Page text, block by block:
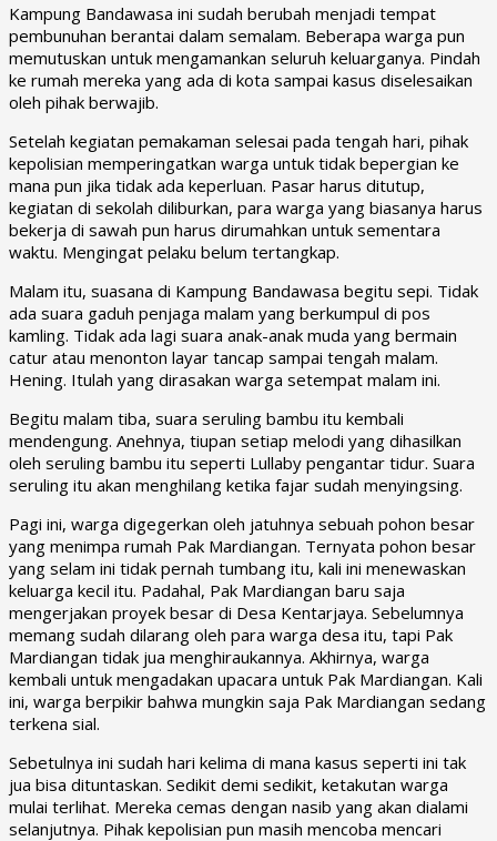
Kampung Bandawasa ini sudah berubah menjadi tempat
pembunuhan berantai dalam semalam. Beberapa warga pun
memutuskan untuk mengamankan seluruh keluarganya. Pindah
ke rumah mereka yang ada di kota sampai kasus diselesaikan
oleh pihak berwajib.
Setelah kegiatan pemakaman selesai pada tengah hari, pihak
kepolisian memperingatkan warga untuk tidak bepergian ke
mana pun jika tidak ada keperluan. Pasar harus ditutup,
kegiatan di sekolah diliburkan, para warga yang biasanya harus
bekerja di sawah pun harus dirumahkan untuk sementara
waktu. Mengingat pelaku belum tertangkap.
Malam itu, suasana di Kampung Bandawasa begitu sepi. Tidak
ada suara gaduh penjaga malam yang berkumpul di pos
kamling. Tidak ada lagi suara anak-anak muda yang bermain
catur atau menonton layar tancap sampai tengah malam.
Hening. Itulah yang dirasakan warga setempat malam ini.
Begitu malam tiba, suara seruling bambu itu kembali
mendengung. Anehnya, tiupan setiap melodi yang dihasilkan
oleh seruling bambu itu seperti Lullaby pengantar tidur. Suara
seruling itu akan menghilang ketika fajar sudah menyingsing.
Pagi ini, warga digegerkan oleh jatuhnya sebuah pohon besar
yang menimpa rumah Pak Mardiangan. Ternyata pohon besar
yang selam ini tidak pernah tumbang itu, kali ini menewaskan
keluarga kecil itu. Padahal, Pak Mardiangan baru saja
mengerjakan proyek besar di Desa Kentarjaya. Sebelumnya
memang sudah dilarang oleh para warga desa itu, tapi Pak
Mardiangan tidak jua menghiraukannya. Akhirnya, warga
kembali untuk mengadakan upacara untuk Pak Mardiangan. Kali
ini, warga berpikir bahwa mungkin saja Pak Mardiangan sedang
terkena sial.
Sebetulnya ini sudah hari kelima di mana kasus seperti ini tak
jua bisa dituntaskan. Sedikit demi sedikit, ketakutan warga
mulai terlihat. Mereka cemas dengan nasib yang akan dialami
selanjutnya. Pihak kepolisian pun masih mencoba mencari